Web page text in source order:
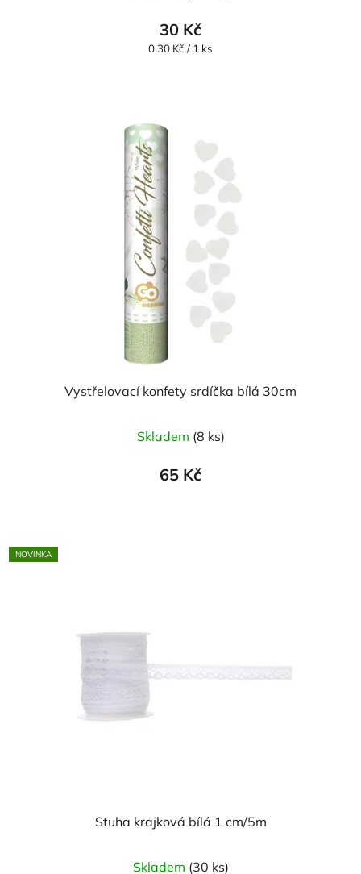
30 Kč
Měrná
0,30 Kč / 1 ks
Vystřelovací konfety srdíčka bílá 30cm
Skladem (8 ks)
65 Kč
NOVINKA
Stuha krajková bílá 1 cm/5m
Skladem (30 ks)